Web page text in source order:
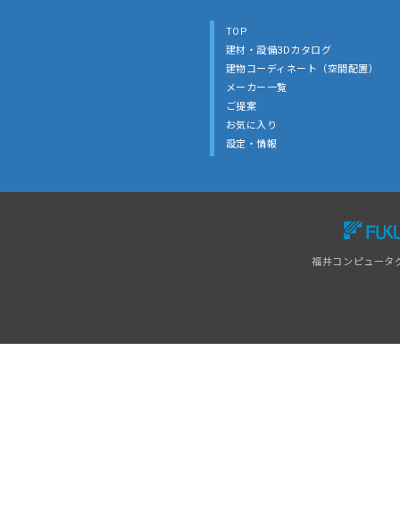
TOP
建材・設備3Dカタログ
建物コーディネート（空間配置）
メーカー一覧
ご提案
お気に入り
設定・情報
福井コンピュータ